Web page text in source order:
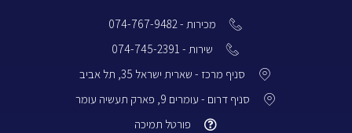
מכירות - 074-767-9482
שירות - 074-745-2391
סניף מרכז - שארית ישראל 35, תל אביב
סניף דרום - עומרים 9, פארק תעשיה עומר
פורטל תמיכה